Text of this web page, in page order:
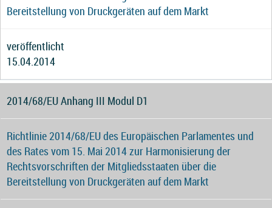
Bereitstellung von Druckgeräten auf dem Markt
veröffentlicht
15.04.2014
2014/68/EU Anhang III Modul D1
Richtlinie 2014/68/EU des Europäischen Parlamentes und
des Rates vom 15. Mai 2014 zur Harmonisierung der
Rechtsvorschriften der Mitgliedsstaaten über die
Bereitstellung von Druckgeräten auf dem Markt